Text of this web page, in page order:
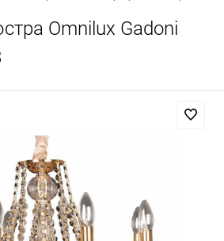
Omnilux Gadoni